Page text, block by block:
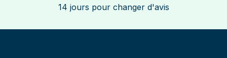
14 jours pour changer d'avis